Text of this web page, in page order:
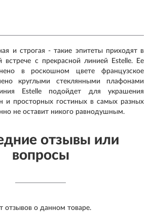
и строгая - такие эпитеты приходят в
встрече с прекрасной линией Estelle. Ее
в роскошном цвете французское
круглыми стеклянными плафонами
Estelle подойдет для украшения
и просторных гостиных в самых разных
не оставит никого равнодушным.
отзывы или
вопросы
отзывов о данном товаре.